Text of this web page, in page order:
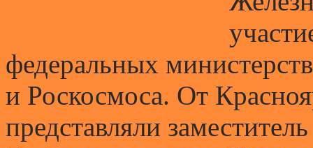
федеральных
и Роскосмоса. От
представляли